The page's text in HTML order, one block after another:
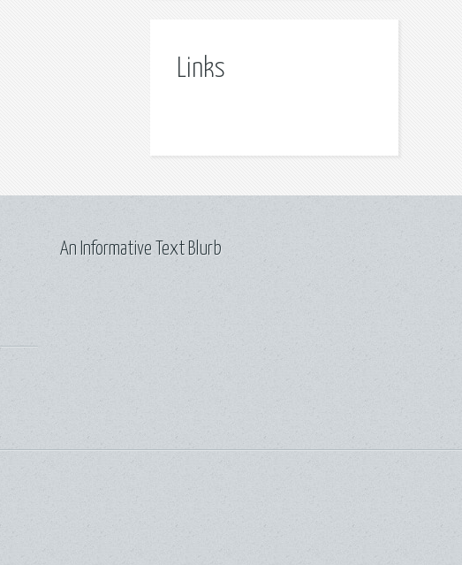
Links
An Informative Text Blurb